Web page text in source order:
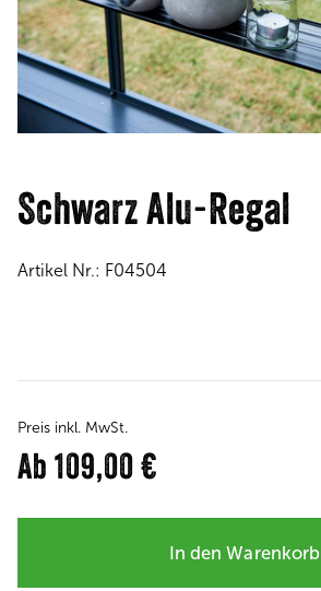
Schwarz Alu-Regal
Artikel Nr.: F04504
Preis inkl. MwSt.
Ab 109,00 €
In den Warenkorb